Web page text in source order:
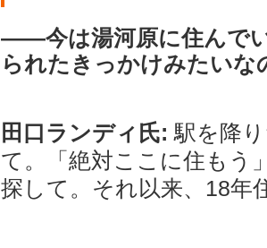
――今は湯河原に住んで
られたきっかけみたいな
田口ランディ氏: 駅を降
て。「絶対ここに住もう
探して。それ以来、18年